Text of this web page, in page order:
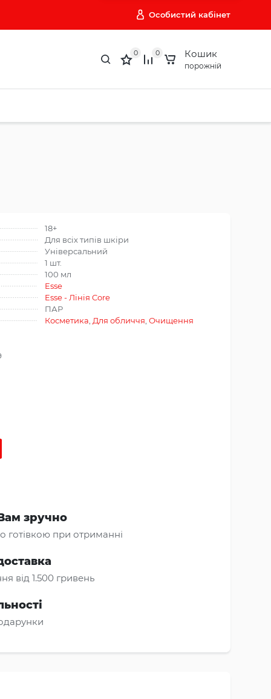
Особистий кабінет
0 0 Кошик
порожній
18+
Для всіх типів шкіри
Універсальний
1 шт.
100 мл
Esse
Esse - Лінія Core
ПАР
Косметика Для обличчя Очищення
зручно
готівкою при отриманні
від 1.500 гривень